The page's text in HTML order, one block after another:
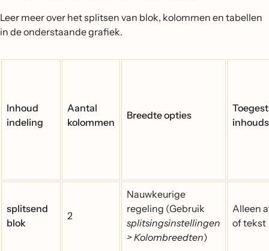
Leer meer over het splitsen van blok, kolommen en tabellen
in de onderstaande grafiek.
Inhoud
indeling
Aantal
kolommen
Breedte opties
splitsend
blok
2
Nauwkeurige
regeling (Gebruik
splitsingsinstellingen
> Kolombreedten)
Alleen
of tekst